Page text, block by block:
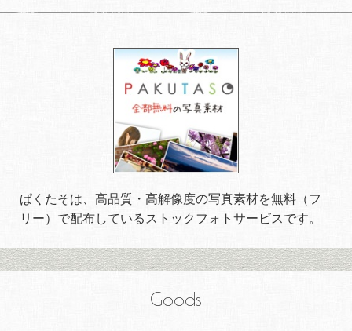
ぱくたそは、高品質・高解像度の写真素材を無料（フ
リー）で配布しているストックフォトサービスです。
Goods